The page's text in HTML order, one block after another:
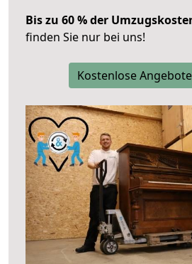
Bis zu 60 % der
finden Sie nur bei uns!
Kostenlose